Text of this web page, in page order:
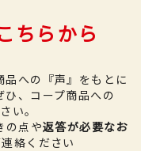
ちらから
への『声』をもとに
ひ、コープ商品への
い。
の点や返答が必要なお
絡ください